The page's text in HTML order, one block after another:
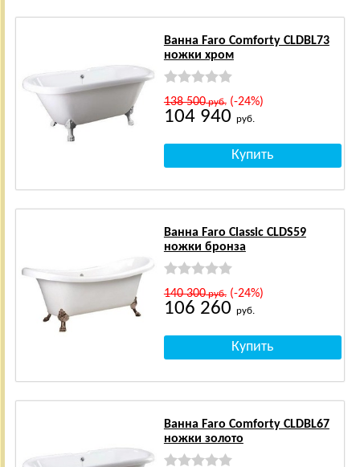
Ванна Faro Comforty CLDBL73
ножки хром
138 500руб.(-24%)
104 940 руб.
Ванна Faro Classic CLDS59
ножки бронза
140 300руб.(-24%)
106 260 руб.
Ванна Faro Comforty CLDBL67
ножки золото